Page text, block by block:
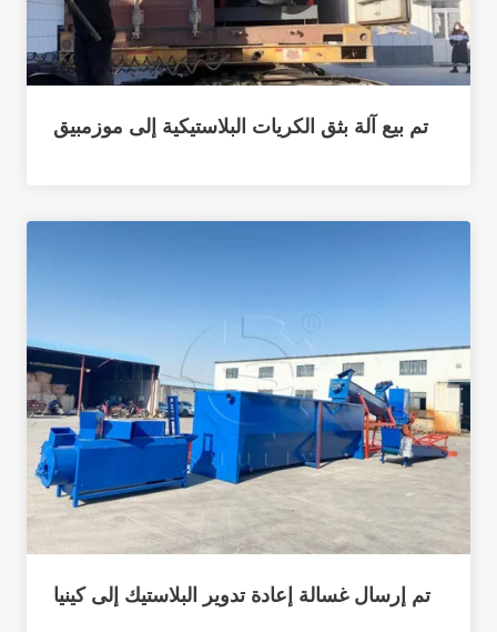
تم بيع آلة بثق الكريات البلاستيكية إلى موزمبيق
تم إرسال غسالة إعادة تدوير البلاستيك إلى كينيا